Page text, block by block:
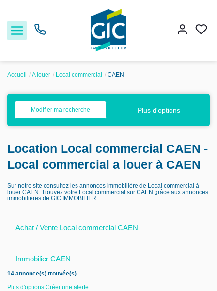
Acheter
Louer
Estimer
Nous contacter
Nous rejoindre
Accueil A louer Local commercial CAEN
Modifier ma recherche Plus d'options
Location Local commercial CAEN -
Local commercial a louer à CAEN
Sur notre site consultez les annonces immobilière de Local commercial à
louer CAEN. Trouvez votre Local commercial sur CAEN grâce aux annonces
immobilières de GIC IMMOBILIER.
Achat / Vente Local commercial CAEN
Immobilier CAEN
14 annonce(s) trouvée(s)
Plus d'options Créer une alerte